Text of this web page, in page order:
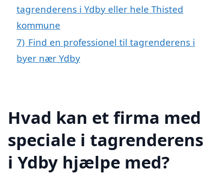
tagrenderens i Ydby eller hele Thisted
kommune
7) Find en professionel til tagrenderens i
byer nær Ydby
Hvad kan et firma med
speciale i tagrenderens
i Ydby hjælpe med?